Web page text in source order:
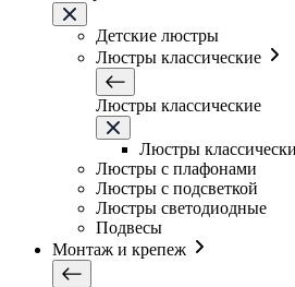
Детские люстры
Люстры классические
Люстры классические
Люстры
Люстры с плафонами
Люстры с подсветкой
Люстры светодиодные
Подвесы
Монтаж и крепеж